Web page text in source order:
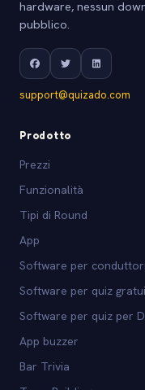
hardware, nessun
pubblico.
support@quizado.com
Prodotto
Prezzi
Funzionalità
Tipi di Round
App
Software per conduttori
Software per quiz
Software per quiz per
App buzzer
Bar Trivia